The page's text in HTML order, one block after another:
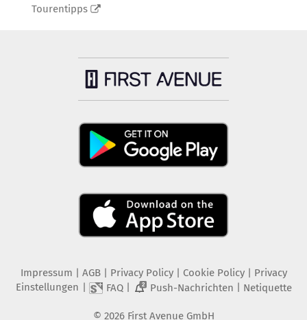
Tourentipps
Impressum AGB Privacy Policy| Cookie Policy| Privacy
Einstellungen
FAQ| 2 Push-Nachrichten Netiquette
© 2026 First Avenue GmbH